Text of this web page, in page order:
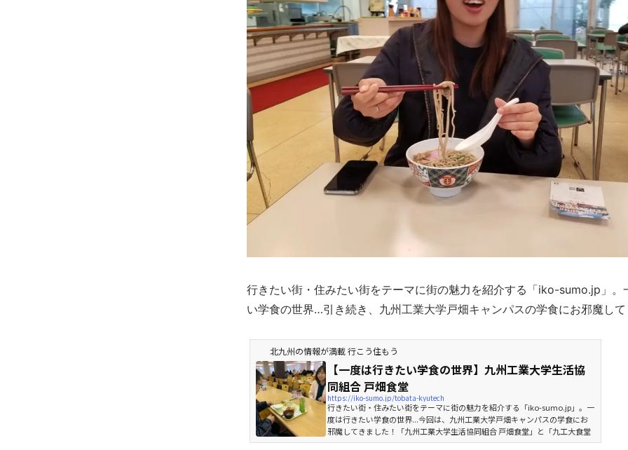
行きたい街・住みたい街をテーマに街の魅力を紹介する「iko-sumo.jp」。
い学食の世界…引き続き、
九州工業大学戸畑キャンパスの学食にお邪魔し
北九州の情報が満載 行こう住もう
【一度は行きたい学食の世界】九州工業大学生活協
同組合 戸畑食堂
https://iko-sumo.jp/tobata-kyutech
行きたい街・住みたい街をテーマに街の魅力を紹介する「iko-sumo.jp」。一
度は行きたい学食の世界...今回は、九州工業大学戸畑キャンパスの学食にお
邪魔してきました！「九州工業大学生活協同組合 戸畑食堂」と「九工大食堂
コメドール」さんを2回に渡ってご紹介します！九州工業大学生活協同組合 戸